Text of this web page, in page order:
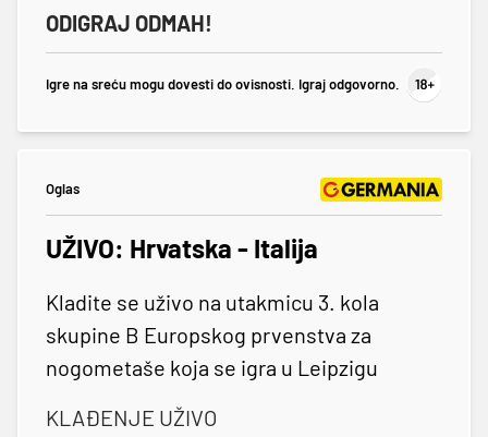
ODIGRAJ ODMAH!
Igre na sreću mogu dovesti do ovisnosti. Igraj odgovorno.
Oglas
UŽIVO: Hrvatska - Italija
Kladite se uživo na utakmicu 3. kola
skupine B Europskog prvenstva za
nogometaše koja se igra u Leipzigu
KLAĐENJE UŽIVO